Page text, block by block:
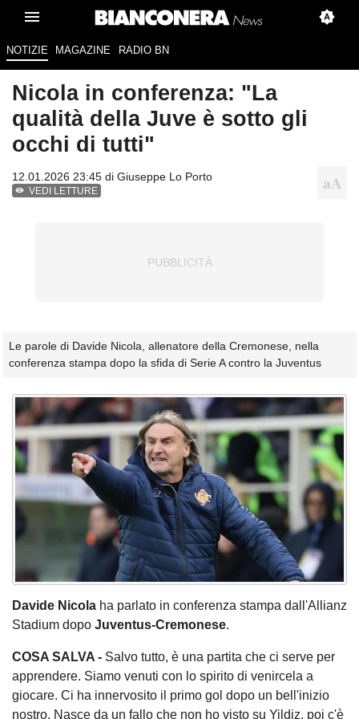
NOTIZIE MAGAZINE RADIO BN
Nicola in conferenza: "La
qualità della Juve è sotto gli
occhi di tutti"
12.01.2026 23:45 di Giuseppe Lo Porto
VEDI LETTURE
Le parole di Davide Nicola, allenatore della Cremonese, nella
conferenza stampa dopo la sfida di Serie A contro la Juventus
Davide Nicola ha parlato in conferenza stampa dall'Allianz
Stadium dopo Juventus-Cremonese.
COSA SALVA - Salvo tutto, è una partita che ci serve per
apprendere. Siamo venuti con lo spirito di venircela a
giocare. Ci ha innervosito il primo gol dopo un bell'inizio
nostro. Nasce da un fallo che non ho visto su Yildiz, poi c'è